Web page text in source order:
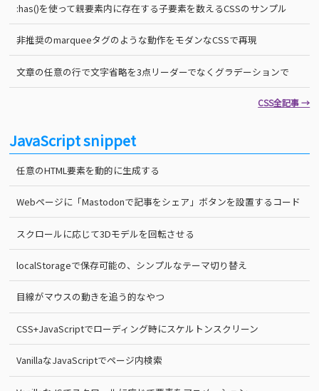
:has()を使って親要素内に存在する子要素を数えるCSSのサンプル
非推奨のmarqueeタグのような動作をモダンなCSSで再現
文章の任意の行で文字省略を3点リーダーでなくグラデーションで
CSS全記事 →
JavaScript snippet
任意のHTML要素を動的に生成する
Webページに「Mastodonで記事をシェア」ボタンを設置するコード
スクロールに応じて3Dモデルを回転させる
localStorageで保存可能の、シンプルなテーマ切り替え
目線がマウスの動きを追う的なやつ
CSS+JavaScriptでローディング時にスケルトンスクリーン
VanillaなJavaScriptでページ内検索